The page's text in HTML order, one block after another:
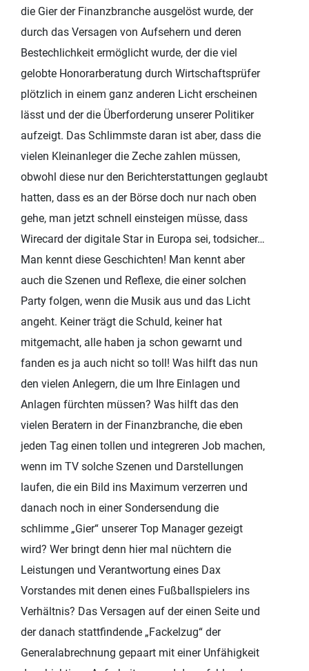
die Gier der Finanzbranche ausgelöst wurde, der
durch das Versagen von Aufsehern und deren
Bestechlichkeit ermöglicht wurde, der die viel
gelobte Honorarberatung durch Wirtschaftsprüfer
plötzlich in einem ganz anderen Licht erscheinen
lässt und der die Überforderung unserer Politiker
aufzeigt. Das Schlimmste daran ist aber, dass die
vielen Kleinanleger die Zeche zahlen müssen,
obwohl diese nur den Berichterstattungen geglaubt
hatten, dass es an der Börse doch nur nach oben
gehe, man jetzt schnell einsteigen müsse, dass
Wirecard der digitale Star in Europa sei, todsicher…
Man kennt diese Geschichten! Man kennt aber
auch die Szenen und Reflexe, die einer solchen
Party folgen, wenn die Musik aus und das Licht
angeht. Keiner trägt die Schuld, keiner hat
mitgemacht, alle haben ja schon gewarnt und
fanden es ja auch nicht so toll! Was hilft das nun
den vielen Anlegern, die um Ihre Einlagen und
Anlagen fürchten müssen? Was hilft das den
vielen Beratern in der Finanzbranche, die eben
jeden Tag einen tollen und integreren Job machen,
wenn im TV solche Szenen und Darstellungen
laufen, die ein Bild ins Maximum verzerren und
danach noch in einer Sondersendung die
schlimme „Gier“ unserer Top Manager gezeigt
wird? Wer bringt denn hier mal nüchtern die
Leistungen und Verantwortung eines Dax
Vorstandes mit denen eines Fußballspielers ins
Verhältnis? Das Versagen auf der einen Seite und
der danach stattfindende „Fackelzug“ der
Generalabrechnung gepaart mit einer Unfähigkeit